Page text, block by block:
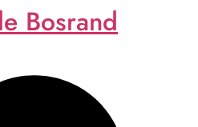
Bosrand